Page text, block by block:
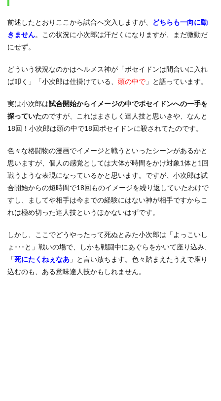
前述したとおりここから試合へ突入しますが、
どちらも一向に動
きません。この状況に小次郎は汗だくになりますが、まだ微動だ
にせず。
どういう状況なのかはヘルメス神が「ポセイドンは間合いに入れ
ば叩く」「小次郎は仕掛けている、 頭の中で 」と語っています。
実は小次郎は試合開始からイメージの中でポセイドンへの一手を
探っていたのですが、これはまさしく達人技と思いきや、なんと
18回！小次郎は頭の中で18回ポセイドンに殺されてたのです。
色々な格闘物の漫画でイメージと戦うといったシーンがあるかと
思いますが、個人の感覚としては大体が時間をかけ対象1体と1回
戦うような表現になっているかと思います。ですが、小次郎は試
合開始からの短時間で18回ものイメージを繰り返していたわけで
すし、ましてや相手は今までの経験にはない神が相手ですからこ
れは極め切った達人技というほかないはずです。
しかし、ここでどうやったって死ぬとみた小次郎は「よっこいし
ょ･･･と」戦いの場で、しかも戦闘中にあぐらをかいて座り込み、
「死にたくねぇなあ 」と言い放ちます。色々踏まえたうえで座り
込むのも、ある意味達人技かもしれません。